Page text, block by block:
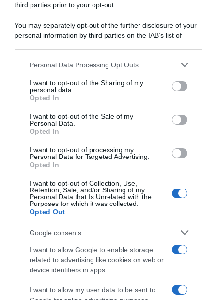
third parties prior to your opt-out.
You may separately opt-out of the further disclosure of your
personal information by third parties on the IAB’s list of
This information may also be disclosed by us to third parties
disclose it to other third parties.
Please note that this website/app uses one or more Google
services and may gather and store information including but
not limited to your visit or usage behaviour. You may click to
grant or deny consent to Google and its third-party tags to
consent section.
Personal Data Processing Opt Outs
I want to opt-out of the Sharing of my
personal data.
Opted In
I want to opt-out of the Sale of my
Personal Data.
Opted In
I want to opt-out of processing my
Personal Data for Targeted Advertising.
Opted In
I want to opt-out of Collection, Use,
Retention, Sale, and/or Sharing of my
Personal Data that Is Unrelated with the
Purposes for which it was collected.
Opted Out
Google consents
I want to allow Google to enable storage
related to advertising like cookies on web or
device identifiers in apps.
I want to allow my user data to be sent to